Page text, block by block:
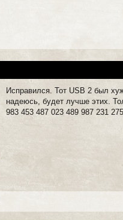
Исправился. Тот USB 2 был
надеюсь, будет лучше этих.
983 453 487 023 489 987 231